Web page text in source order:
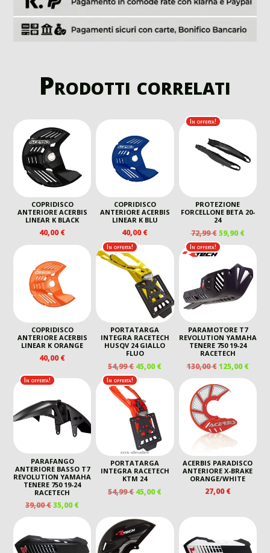
Prodotti correlati
COPRIDISCO
ANTERIORE ACERBIS
LINEAR K BLACK
40,00€
COPRIDISCO
ANTERIORE ACERBIS
LINEAR K BLU
40,00€
In offerta!
PROTEZIONE
FORCELLONE BETA 20-
24
72,99€ IL
PREZZO
ORIGINALE
ERA:
72,99 €.
59,90€IL
È:
59,90
COPRIDISCO
ANTERIORE ACERBIS
LINEAR K ORANGE
40,00€
In offerta!
PORTATARGA
INTEGRA RACETECH
HUSQV 24 GIALLO
FLUO
54,99€ IL
PREZZO
ORIGINALE
ERA:
54,99 €.
45,00€IL
ATTUALE
45,00 €.
In offerta!
PARAMOTORE T7
REVOLUTION YAMAHA
TENERE 750 19-24
RACETECH
130,00€ IL
PREZZO
ORIGINALE
ERA:
125,00€IL
In offerta!
PARAFANGO
ANTERIORE BASSO T7
REVOLUTION YAMAHA
TENERE 750 19-24
RACETECH
39,00€IL
PREZZO
ORIGINALE
ERA:
39,00 €.
35,00€IL
ATTUALE
È:
35,00 €.
In offerta!
PORTATARGA
INTEGRA RACETECH
KTM 24
54,99€ IL
ERA:
54,99 €.
45,00€IL
ACERBIS PARADISCO
ANTERIORE X-BRAKE
ORANGE/WHITE
27,00€